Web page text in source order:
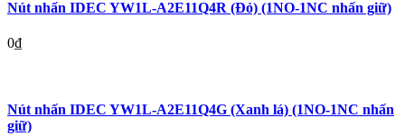
Nút nhấn IDEC YW1L-A2E11Q4R (Đỏ) (1NO-1NC nhấn giữ)
0₫
Nút nhấn IDEC YW1L-A2E11Q4G (Xanh lá) (1NO-1NC nhấn
giữ)